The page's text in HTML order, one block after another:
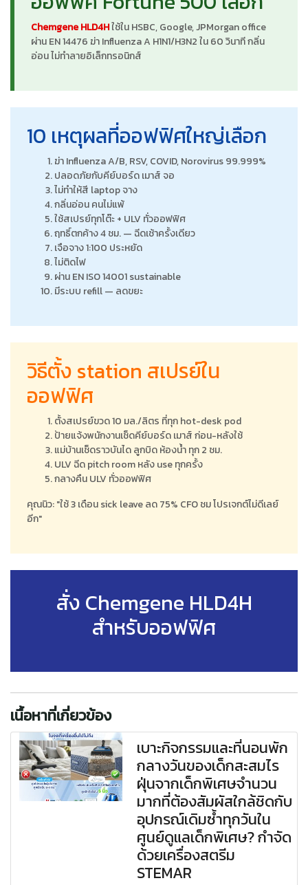
Chemgene HLD4Hใช้ใน HSBC, Google, JPMorgan office
ผ่าน EN 14476 ฆ่า Influenza A H1N1/H3N2 ใน 60 วินาที กลิ่น
อ่อน ไม่ทำลายอิเล็กทรอนิกส์
10 เหตุผลที่ออฟฟิศใหญ่เลือก
ฆ่า Influenza A/B, RSV, COVID, Norovirus 99.999%
ปลอดภัยกับคีย์บอร์ด เมาส์ จอ
ไม่ทำให้สี laptop จาง
กลิ่นอ่อน คนไม่แพ้
ใช้สเปรย์ทุกโต๊ะ + ULV ทั่วออฟฟิศ
ฤทธิ์ตกค้าง 4 ชม. — ฉีดเช้าครั้งเดียว
เจือจาง 1:100 ประหยัด
ไม่ติดไฟ
ผ่าน EN ISO 14001 sustainable
มีระบบ refill — ลดขยะ
วิธีตั้ง station สเปรย์ใน
ออฟฟิศ
ตั้งสเปรย์ขวด 10 มล./ลิตร ที่ทุก hot-desk pod
ป้ายแจ้งพนักงานเช็ดคีย์บอร์ด เมาส์ ก่อน-หลังใช้
แม่บ้านเช็ดราวบันได ลูกบิด ห้องน้ำ ทุก 2 ชม.
ULV ฉีด pitch room หลัง use ทุกครั้ง
กลางคืน ULV ทั่วออฟฟิศ
คุณนิว: "ใช้ 3 เดือน sick leave ลด 75% CFO ชม โปรเจกต์ไม่ดีเลย์
อีก"
สั่ง Chemgene HLD4H
สำหรับออฟฟิศ
เนื้อหาที่เกี่ยวข้อง
เบาะกิจกรรมและที่นอนพัก
กลางวันของเด็กสะสมไร
ฝุ่นจากเด็กพิเศษจำนวน
มากที่ต้องสัมผัสใกล้ชิดกับ
อุปกรณ์เดิมซ้ำทุกวันใน
ศูนย์ดูแลเด็กพิเศษ? กำจัด
ด้วยเครื่องสตรีม
STEMAR